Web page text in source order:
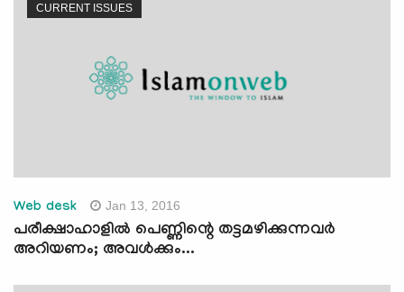
CURRENT ISSUES
Web desk Jan 13, 2016
പരീക്ഷാഹാളില്‍ പെണ്ണിന്റെ തട്ടമഴിക്കുന്നവര്‍
അറിയണം; അവള്‍ക്കും...